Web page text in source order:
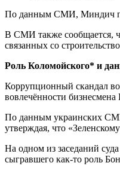
По данным СМИ, Миндич
В СМИ также сообщается,
связанных со
Роль Коломойского* и
Коррупционный скандал
вовлечённости
По данным украинских
утверждая, что
На одном из заседаний
сыгравшего как-то роль